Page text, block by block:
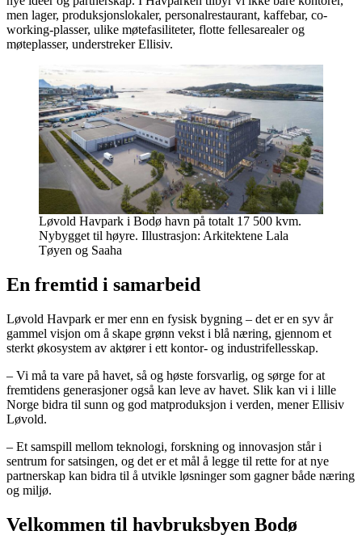
men lager, produksjonslokaler, personalrestaurant, kaffebar, co-
working-plasser, ulike møtefasiliteter, flotte fellesarealer og
møteplasser, understreker Ellisiv.
Løvold Havpark i Bodø havn på totalt 17 500 kvm.
Nybygget til høyre. Illustrasjon: Arkitektene Lala
Tøyen og Saaha
En fremtid i samarbeid
Løvold Havpark er mer enn en fysisk bygning – det er en syv år
gammel visjon om å skape grønn vekst i blå næring, gjennom et
sterkt økosystem av aktører i ett kontor- og industrifellesskap.
– Vi må ta vare på havet, så og høste forsvarlig, og sørge for at
fremtidens generasjoner også kan leve av havet. Slik kan vi i lille
Norge bidra til sunn og god matproduksjon i verden, mener Ellisiv
Løvold.
– Et samspill mellom teknologi, forskning og innovasjon står i
sentrum for satsingen, og det er et mål å legge til rette for at nye
partnerskap kan bidra til å utvikle løsninger som gagner både næring
og miljø.
Velkommen til havbruksbyen Bodø